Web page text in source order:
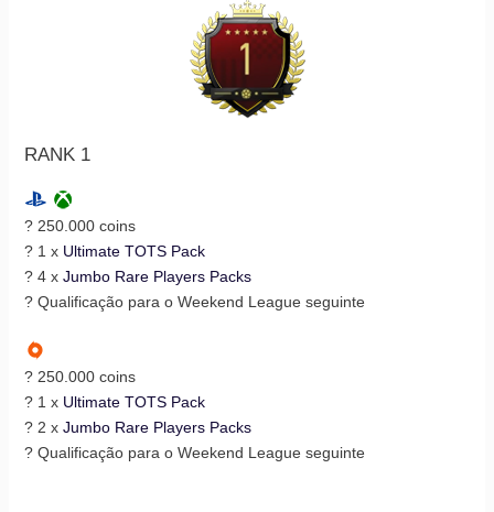
RANK 1
? 250.000 coins
? 1 x Ultimate TOTS Pack
? 4 x Jumbo Rare Players Packs
? Qualificação para o Weekend League seguinte
? 250.000 coins
? 1 x Ultimate TOTS Pack
? 2 x Jumbo Rare Players Packs
? Qualificação para o Weekend League seguinte